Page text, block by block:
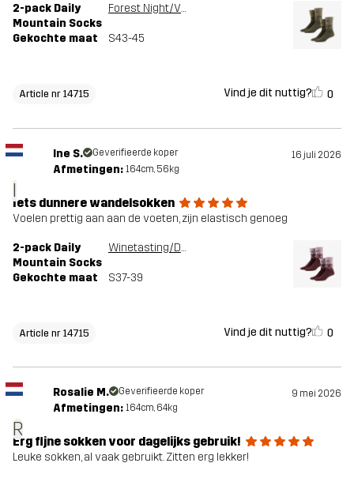
2-pack Daily
Mountain Socks
Forest Night/Vetiver Green
Gekochte maat S43-45
Article nr 14715 Vind je dit nuttig? 0
I
Ine S. Geverifieerde koper 16 juli 2026
Afmetingen: 164cm, 56kg
Iets dunnere wandelsokken
Voelen prettig aan aan de voeten, zijn elastisch genoeg
2-pack Daily
Mountain Socks
Winetasting/Dusty Mauve
Gekochte maat S37-39
Article nr 14715 Vind je dit nuttig? 0
R
Rosalie M. Geverifieerde koper 9 mei 2026
Afmetingen: 164cm, 64kg
Erg fijne sokken voor dagelijks gebruik!
Leuke sokken, al vaak gebruikt. Zitten erg lekker!